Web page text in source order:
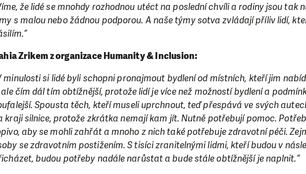
že lidé se mnohdy rozhodnou utéct na poslední chvíli a rodiny jsou tak
s malou nebo žádnou podporou. A naše týmy sotva zvládají příliv lidí,
Zrikem z organizaceHumanity & Inclusion:
minulosti si lidé byli schopni pronajmout bydlení od místních, kteří jim
čím dál tím obtížnější, protože lidí je více než možností bydlení a
Spousta těch, kteří museli uprchnout, teď přespává ve svých
kraji silnice, protože zkrátka nemají kam jít. Nutně potřebují pomoc.
aby se mohli zahřát a mnoho z nich také potřebuje zdravotní péči.
se zdravotním postižením. S tisíci zranitelnými lidmi, kteří budou v
budou potřeby nadále narůstat a bude stále obtížnější je naplnit.”